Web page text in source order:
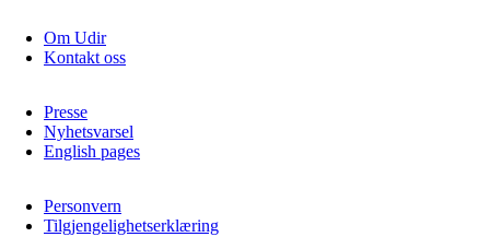
Om Udir
Kontakt oss
Presse
Nyhetsvarsel
English pages
Personvern
Tilgjengelighetserklæring